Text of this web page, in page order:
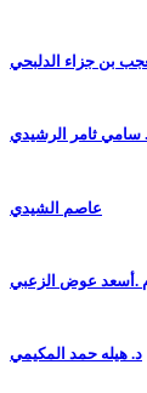
بن جزاء الدلبحي
سامي ثامر الرشيدي
عاصم الشيدي
.أسعد عوض الزعبي
د. هيله حمد المكيمي